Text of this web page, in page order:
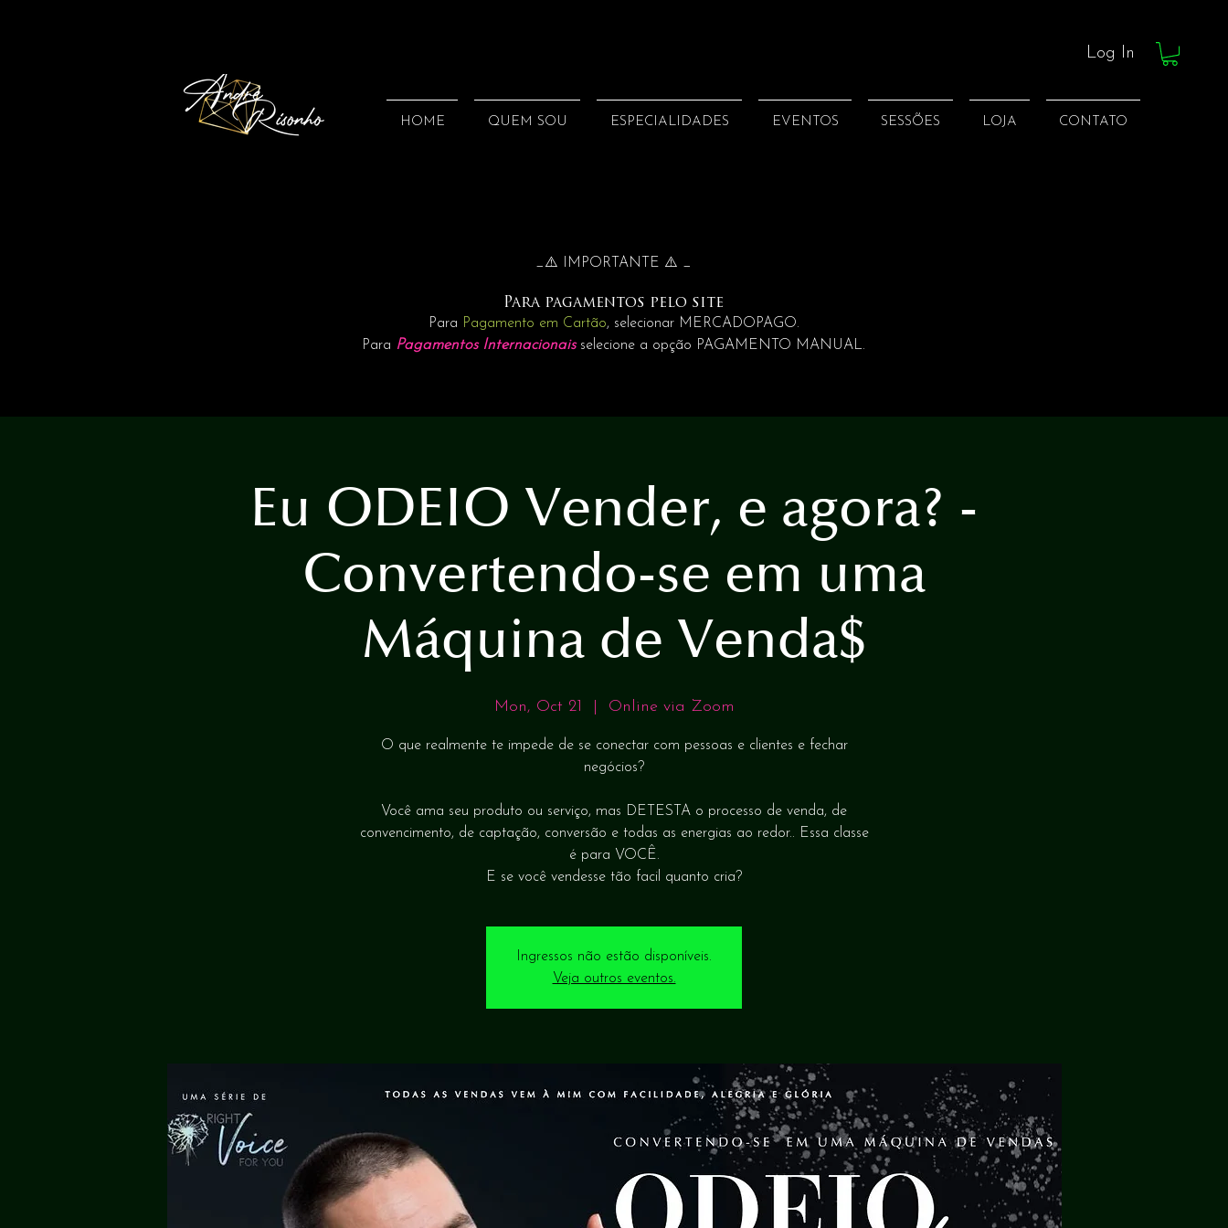
Log In
HOME QUEM SOU ESPECIALIDADES EVENTOS SESSÕES LOJA CONTATO
_⚠️ IMPORTANTE ⚠️ _
Para pagamentos pelo site
Para Pagamento em Cartão, selecionar MERCADOPAGO.
Para Pagamentos Internacionais selecione a opção PAGAMENTO MANUAL.
Eu ODEIO Vender, e agora? -
Convertendo-se em uma
Máquina de Venda$
Mon, Oct 21 Online via Zoom
O que realmente te impede de se conectar com pessoas e clientes e fechar
negócios?
Você ama seu produto ou serviço, mas DETESTA o processo de venda, de
convencimento, de captação, conversão e todas as energias ao redor.. Essa classe
é para VOCÊ.
Ingressos não estão disponíveis.
Veja outros eventos.